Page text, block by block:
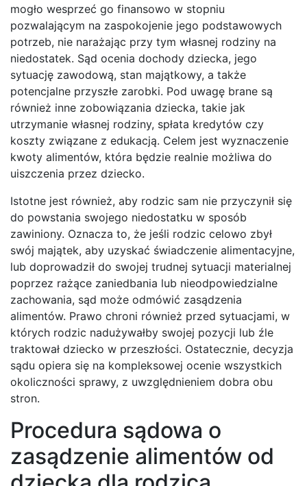
mogło wesprzeć go finansowo w stopniu
pozwalającym na zaspokojenie jego podstawowych
potrzeb, nie narażając przy tym własnej rodziny na
niedostatek. Sąd ocenia dochody dziecka, jego
sytuację zawodową, stan majątkowy, a także
potencjalne przyszłe zarobki. Pod uwagę brane są
również inne zobowiązania dziecka, takie jak
utrzymanie własnej rodziny, spłata kredytów czy
koszty związane z edukacją. Celem jest wyznaczenie
kwoty alimentów, która będzie realnie możliwa do
uiszczenia przez dziecko.
Istotne jest również, aby rodzic sam nie przyczynił się
do powstania swojego niedostatku w sposób
zawiniony. Oznacza to, że jeśli rodzic celowo zbył
swój majątek, aby uzyskać świadczenie alimentacyjne,
lub doprowadził do swojej trudnej sytuacji materialnej
poprzez rażące zaniedbania lub nieodpowiedzialne
zachowania, sąd może odmówić zasądzenia
alimentów. Prawo chroni również przed sytuacjami, w
których rodzic nadużywałby swojej pozycji lub źle
traktował dziecko w przeszłości. Ostatecznie, decyzja
sądu opiera się na kompleksowej ocenie wszystkich
okoliczności sprawy, z uwzględnieniem dobra obu
stron.
Procedura sądowa o
zasądzenie alimentów od